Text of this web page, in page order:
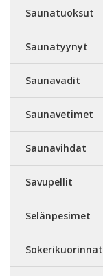
Saunatuoksut
Saunatyynyt
Saunavadit
Saunavetimet
Saunavihdat
Savupellit
Selänpesimet
Sokerikuorinnat